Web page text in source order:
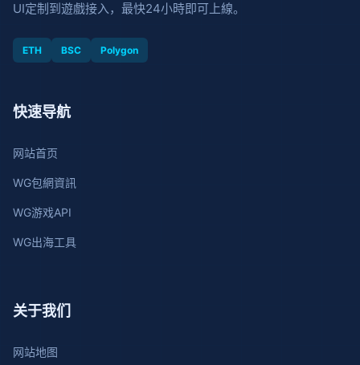
UI定制到遊戲接入，最快24小時即可上線。
ETH BSC Polygon
快速导航
网站首页
WG包網資訊
WG游戏API
WG出海工具
关于我们
网站地图